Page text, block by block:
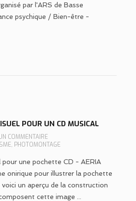
par l'ARS de Basse
psychique / Bien-être -
POUR UN CD MUSICAL
COMMENTAIRE
, PHOTOMONTAGE
pour une pochette CD - AERIA
onirique pour illustrer la pochette
un aperçu de la construction
cette image ...